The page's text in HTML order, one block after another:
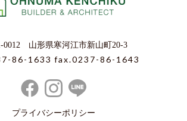
0012 山形県寒河江市新山町20-3
86-1633 fax.0237-86-1643
プライバシーポリシー